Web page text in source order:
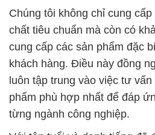
Chúng tôi không chỉ cung
chất tiêu chuẩn mà còn có
cung cấp các sản phẩm đặc
khách hàng. Điều này đồng
luôn tập trung vào việc tư
phẩm phù hợp nhất để đáp
từng ngành công nghiệp.